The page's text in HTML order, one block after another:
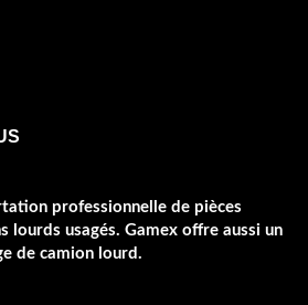
professionnelle de pièces
lourds usagés. Gamex offre aussi un
de camion lourd.